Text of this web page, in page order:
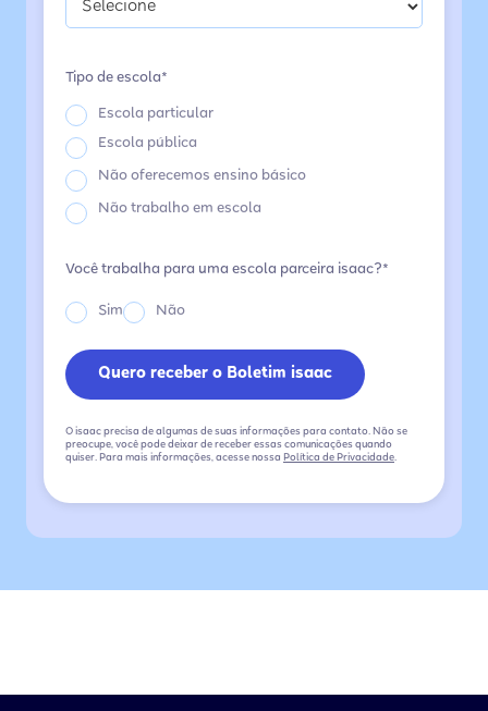
Tipo de escola*
Escola particular
Escola pública
Não oferecemos ensino básico
Não trabalho em escola
Você trabalha para uma escola parceira isaac?*
Sim Não
O isaac precisa de algumas de suas informações para contato. Não se
preocupe, você pode deixar de receber essas comunicações quando
quiser. Para mais informações, acesse nossa Política de Privacidade.